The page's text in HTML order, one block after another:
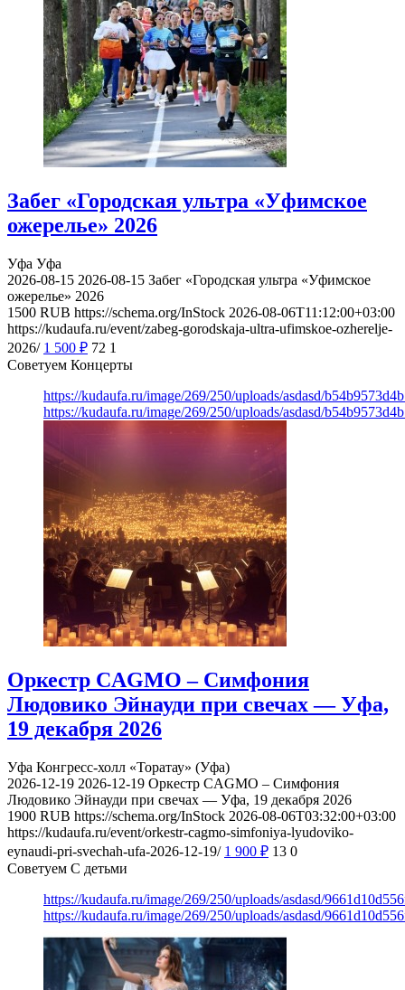
Забег «Городская ультра «Уфимское
ожерелье» 2026
Уфа Уфа
2026-08-15 2026-08-15 Забег «Городская ультра «Уфимское
ожерелье» 2026
1500 RUB https://schema.org/InStock 2026-08-06T11:12:00+03:00
https://kudaufa.ru/event/zabeg-gorodskaja-ultra-ufimskoe-ozherelje-
2026/ 1 500 ₽ 72 1
Советуем Концерты
https://kudaufa.ru/image/269/250/uploads/asdasd/
https://kudaufa.ru/image/269/250/uploads/asdasd/
Оркестр CAGMO – Симфония
Людовико Эйнауди при свечах — Уфа,
19 декабря 2026
Уфа Конгресс-холл «Торатау» (Уфа)
2026-12-19 2026-12-19 Оркестр CAGMO – Симфония
Людовико Эйнауди при свечах — Уфа, 19 декабря 2026
1900 RUB https://schema.org/InStock 2026-08-06T03:32:00+03:00
https://kudaufa.ru/event/orkestr-cagmo-simfoniya-lyudoviko-
eynaudi-pri-svechah-ufa-2026-12-19/ 1 900 ₽ 13 0
Советуем С детьми
https://kudaufa.ru/image/269/250/uploads/asdasd/
https://kudaufa.ru/image/269/250/uploads/asdasd/